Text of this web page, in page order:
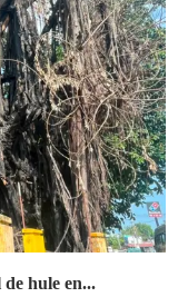
hule en...